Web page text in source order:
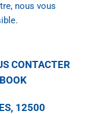
nous vous
CONTACTER
12500